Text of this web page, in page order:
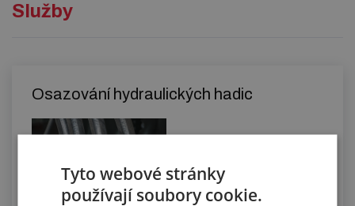
Služby
Osazování hydraulických hadic
Tyto webové stránky
používají soubory cookie.